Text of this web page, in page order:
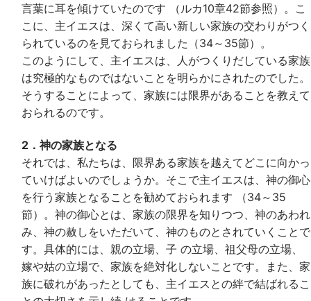
言葉に耳を傾けていたのです （ルカ10章42節参照）。こ
こに、主イエスは、深くて高い新しい家族の交わりがつく
られているのを見ておられました（34～35節）。
このようにして、主イエスは、人がつくりだしている家族
は究極的なものではないことを明らかにされたのでした。
そうすることによって、家族には限界があることを教えて
おられるのです。
2．神の家族となる
それでは、私たちは、限界ある家族を越えてどこに向かっ
ていけばよいのでしょうか。そこで主イエスは、神の御心
を行う家族となることを勧めておられます （34～35
節）。神の御心とは、家族の限界を知りつつ、神のあわれ
み、神の赦しをいただいて、神のものとされていくことで
す。具体的には、親の立場、子 の立場、祖父母の立場、
嫁や姑の立場で、家族を絶対化しないことです。また、家
族に破れがあったとしても、主イエスとの絆で結ばれるこ